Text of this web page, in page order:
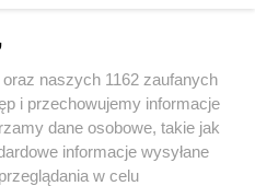
naszych 1162 zaufanych
i przechowujemy informacje
dane osobowe, takie jak
informacje wysyłane
w celu